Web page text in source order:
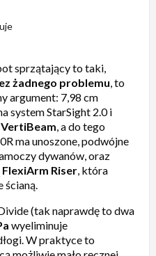
sprzątający to taki,
żadnego problemu, to
argument: 7,98 cm
system StarSight 2.0 i
, a do tego
ma unoszone, podwójne
dywanów, oraz
Riser, która
ścianą.
(tak naprawdę to dwa
wyeliminuje
W praktyce to